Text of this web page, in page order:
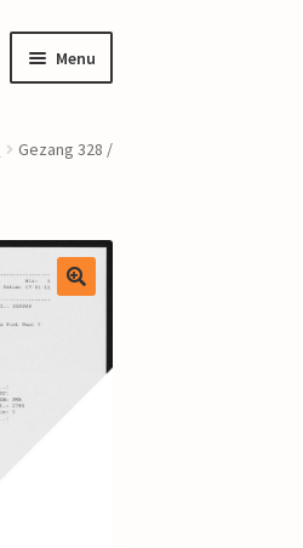
Menu
Submenu
uitvouwen
Gezang 328 /